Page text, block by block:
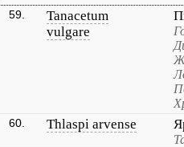
59.
Tanacetum
vulgare
60. Thlaspi arvense